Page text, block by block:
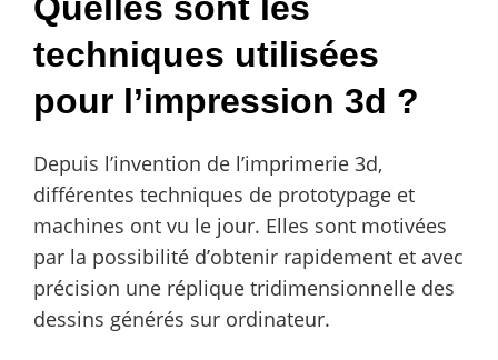
techniques utilisées
pour l’impression 3d ?
Depuis l’invention de l’imprimerie 3d,
différentes techniques de prototypage et
machines ont vu le jour. Elles sont motivées
par la possibilité d’obtenir rapidement et avec
précision une réplique tridimensionnelle des
dessins générés sur ordinateur.